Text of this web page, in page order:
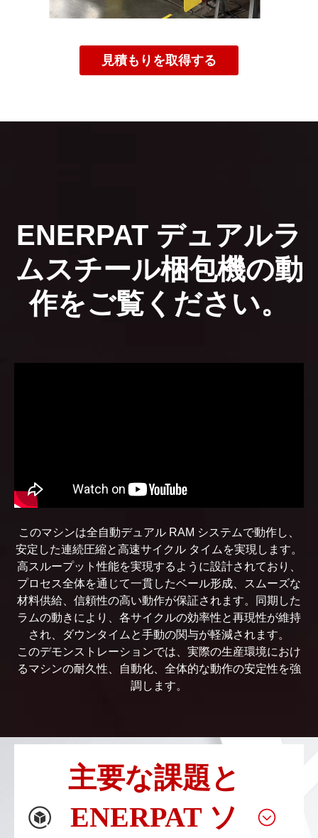
見積もりを取得する
ENERPAT デュアルラ
ムスチール梱包機の動
作をご覧ください。
このマシンは全自動デュアル RAM システムで動作し、
安定した連続圧縮と高速サイクル タイムを実現します。
高スループット性能を実現するように設計されており、
プロセス全体を通じて一貫したベール形成、スムーズな
材料供給、信頼性の高い動作が保証されます。同期した
ラムの動きにより、各サイクルの効率性と再現性が維持
され、ダウンタイムと手動の関与が軽減されます。
このデモンストレーションでは、実際の生産環境におけ
るマシンの耐久性、自動化、全体的な動作の安定性を強
調します。
主要な課題と
ENERPAT ソ